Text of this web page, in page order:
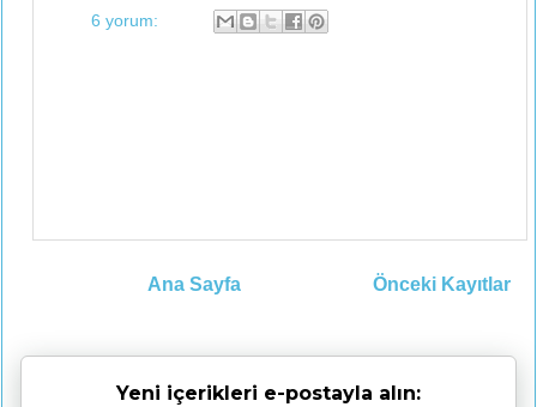
6 yorum:
Önceki Kayıtlar
Ana Sayfa
Yeni içerikleri e-postayla alın: